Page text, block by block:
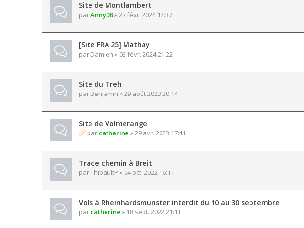
Site de Montlambert
parAnny08» 27 févr. 2024 12:37
[Site FRA 25] Mathay
par Damien » 03 févr. 2024 21:22
Site du Treh
par Benjamin » 29 août 2023 20:14
Site de Volmerange
par catherine » 29 avr. 2023 17:41
Trace chemin à Breit
parThibaultP » 04 oct. 2022 16:11
Vols à Rheinhardsmunster interdit du 10 au 30 septembre
par catherine » 18 sept. 2022 21:11